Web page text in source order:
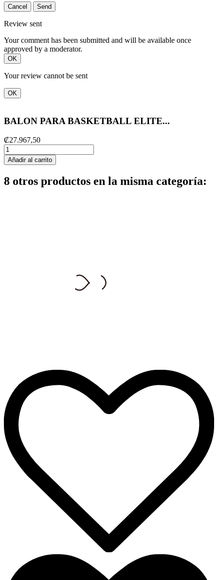
Cancel Send
Review sent
Your comment has been submitted and will be available once
approved by a moderator.
OK
Your review cannot be sent
OK
BALON PARA BASKETBALL ELITE...
₡27.967,50
Añadir al carrito
8 otros productos en la misma categoría: